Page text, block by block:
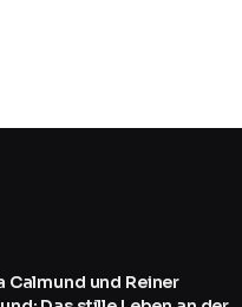
Calmund und Reiner